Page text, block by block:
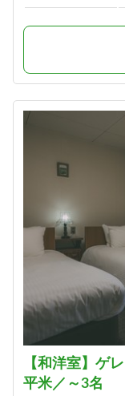
【和洋室】ゲ
平米／～3名